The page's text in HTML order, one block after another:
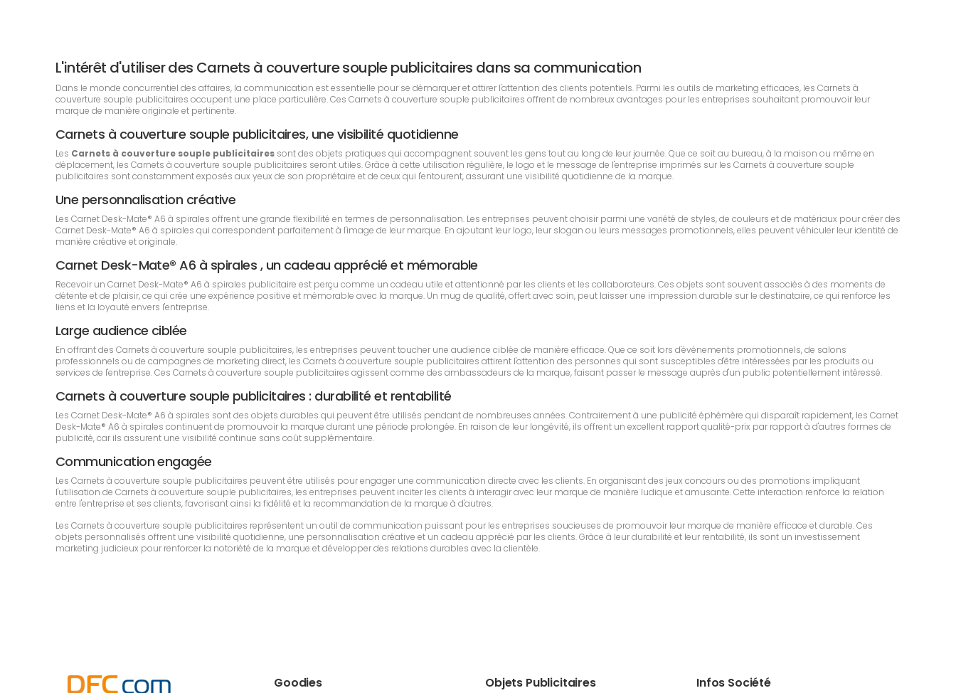
L'intérêt d'utiliser des Carnets à couverture souple publicitaires dans sa communication
Dans le monde concurrentiel des affaires, la communication est essentielle pour se démarquer et attirer l'attention des clients potentiels. Parmi les outils de marketing efficaces, les Carnets à
couverture souple publicitaires occupent une place particulière. Ces Carnets à couverture souple publicitaires offrent de nombreux avantages pour les entreprises souhaitant promouvoir leur
marque de manière originale et pertinente.
Carnets à couverture souple publicitaires, une visibilité quotidienne
Les Carnets à couverture souple publicitaires sont des objets pratiques qui accompagnent souvent les gens tout au long de leur journée. Que ce soit au bureau, à la maison ou même en
déplacement, les Carnets à couverture souple publicitaires seront utiles. Grâce à cette utilisation régulière, le logo et le message de l'entreprise imprimés sur les Carnets à couverture souple
publicitaires sont constamment exposés aux yeux de son propriétaire et de ceux qui l'entourent, assurant une visibilité quotidienne de la marque.
Une personnalisation créative
Les Carnet Desk-Mate® A6 à spirales offrent une grande flexibilité en termes de personnalisation. Les entreprises peuvent choisir parmi une variété de styles, de couleurs et de matériaux pour créer des
Carnet Desk-Mate® A6 à spirales qui correspondent parfaitement à l'image de leur marque. En ajoutant leur logo, leur slogan ou leurs messages promotionnels, elles peuvent véhiculer leur identité de
manière créative et originale.
Carnet Desk-Mate® A6 à spirales , un cadeau apprécié et mémorable
Recevoir un Carnet Desk-Mate® A6 à spirales publicitaire est perçu comme un cadeau utile et attentionné par les clients et les collaborateurs. Ces objets sont souvent associés à des moments de
détente et de plaisir, ce qui crée une expérience positive et mémorable avec la marque. Un mug de qualité, offert avec soin, peut laisser une impression durable sur le destinataire, ce qui renforce les
liens et la loyauté envers l'entreprise.
Large audience ciblée
En offrant des Carnets à couverture souple publicitaires, les entreprises peuvent toucher une audience ciblée de manière efficace. Que ce soit lors d'événements promotionnels, de salons
professionnels ou de campagnes de marketing direct, les Carnets à couverture souple publicitaires attirent l'attention des personnes qui sont susceptibles d'être intéressées par les produits ou
services de l'entreprise. Ces Carnets à couverture souple publicitaires agissent comme des ambassadeurs de la marque, faisant passer le message auprès d'un public potentiellement intéressé.
Carnets à couverture souple publicitaires : durabilité et rentabilité
Les Carnet Desk-Mate® A6 à spirales sont des objets durables qui peuvent être utilisés pendant de nombreuses années. Contrairement à une publicité éphémère qui disparaît rapidement, les Carnet
Desk-Mate® A6 à spirales continuent de promouvoir la marque durant une période prolongée. En raison de leur longévité, ils offrent un excellent rapport qualité-prix par rapport à d'autres formes de
publicité, car ils assurent une visibilité continue sans coût supplémentaire.
Communication engagée
Les Carnets à couverture souple publicitaires peuvent être utilisés pour engager une communication directe avec les clients. En organisant des jeux concours ou des promotions impliquant
l'utilisation de Carnets à couverture souple publicitaires, les entreprises peuvent inciter les clients à interagir avec leur marque de manière ludique et amusante. Cette interaction renforce la relation
entre l'entreprise et ses clients, favorisant ainsi la fidélité et la recommandation de la marque à d'autres.
Les Carnets à couverture souple publicitaires représentent un outil de communication puissant pour les entreprises soucieuses de promouvoir leur marque de manière efficace et durable. Ces
objets personnalisés offrent une visibilité quotidienne, une personnalisation créative et un cadeau apprécié par les clients. Grâce à leur durabilité et leur rentabilité, ils sont un investissement
marketing judicieux pour renforcer la notoriété de la marque et développer des relations durables avec la clientèle.
Goodies Objets Publicitaires Infos Société